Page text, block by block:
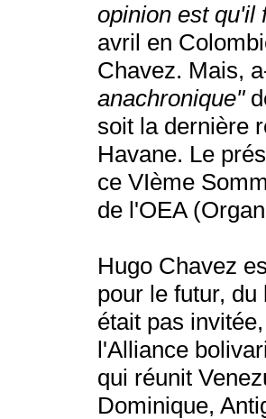
opinion est qu'il
avril en
Chavez. Mais,
anachronique"
soit la dernière
Havane. Le
ce VIème
de l'OEA
Hugo Chavez
pour le futur,
était pas invitée,
l'Alliance
qui réunit
Dominique,